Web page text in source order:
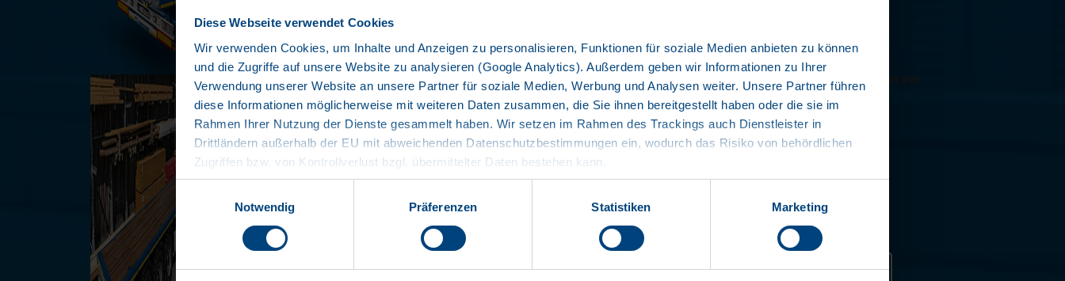
Diese Webseite verwendet Cookies
Wir verwenden Cookies, um Inhalte und Anzeigen zu personalisieren, Funktionen für soziale Medien anbieten zu können
und die Zugriffe auf unsere Website zu analysieren (Google Analytics). Außerdem geben wir Informationen zu Ihrer
Verwendung unserer Website an unsere Partner für soziale Medien, Werbung und Analysen weiter. Unsere Partner führen
diese Informationen möglicherweise mit weiteren Daten zusammen, die Sie ihnen bereitgestellt haben oder die sie im
Rahmen Ihrer Nutzung der Dienste gesammelt haben. Wir setzen im Rahmen des Trackings auch Dienstleister in
Drittländern außerhalb der EU mit abweichenden Datenschutzbestimmungen ein, wodurch das Risiko von behördlichen
Zugriffen bzw. von Kontrollverlust bzgl. übermittelter Daten bestehen kann.
Datenschutzerklärung
Impressum
Notwendig
Präferenzen Statistiken Marketing
+3
Plateauvarianten:
leverbare lengtes van 12.400 en 13.480 mm met een
koppelschotelbelasting van 16.000 kg.
Flatbed / huif variant
voor exportmarkten:
documenten contact opnemen